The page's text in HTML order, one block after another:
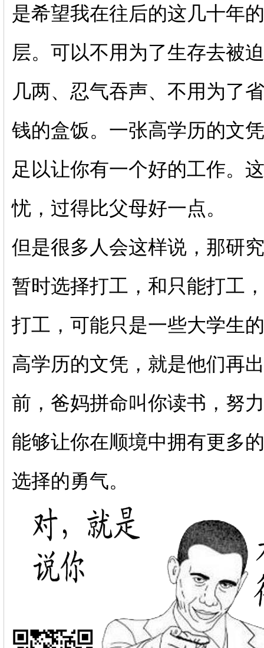
是希望我在往后的这几十年
层。可以不用为了生存去被
几两、忍气吞声、不用为了
钱的盒饭。一张高学历的文
足以让你有一个好的工作。
忧，过得比父母好一点。
但是很多人会这样说，那研
暂时选择打工，和只能打工
打工，可能只是一些大学生
高学历的文凭，就是他们再
前，爸妈拼命叫你读书，努
能够让你在顺境中拥有更多
选择的勇气。